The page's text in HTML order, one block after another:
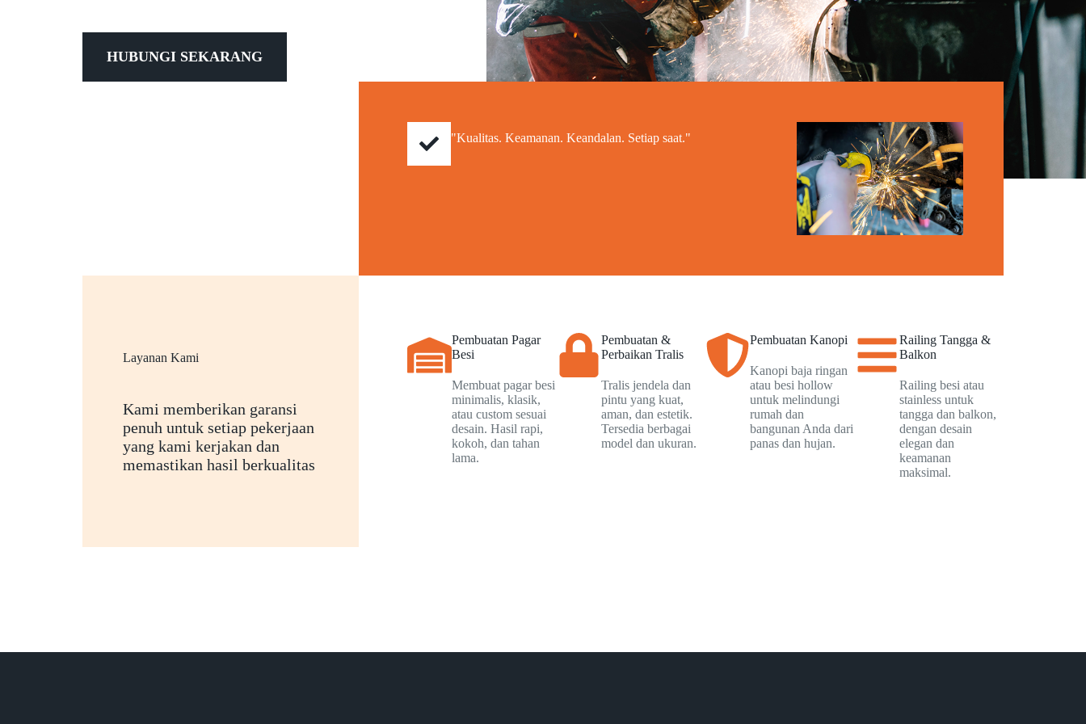
HUBUNGI SEKARANG
"Kualitas. Keamanan. Keandalan. Setiap saat."
Layanan Kami
Kami memberikan garansi
penuh untuk setiap pekerjaan
yang kami kerjakan dan
memastikan hasil berkualitas
Pembuatan Pagar
Besi
Membuat pagar besi
minimalis, klasik,
atau custom sesuai
desain. Hasil rapi,
kokoh, dan tahan
lama.
Pembuatan &
Perbaikan Tralis
Tralis jendela dan
pintu yang kuat,
aman, dan estetik.
Tersedia berbagai
model dan ukuran.
Pembuatan Kanopi
Kanopi baja ringan
atau besi hollow
untuk melindungi
rumah dan
bangunan Anda dari
panas dan hujan.
Railing Tangga &
Balkon
Railing besi atau
stainless untuk
tangga dan balkon,
dengan desain
elegan dan
keamanan
maksimal.